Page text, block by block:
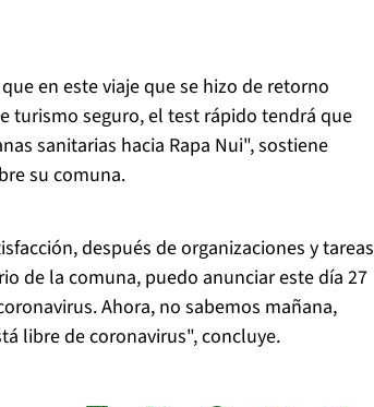
en este viaje que se hizo de retorno
turismo seguro, el test rápido tendrá que
sanitarias hacia Rapa Nui", sostiene
su comuna.
después de organizaciones y tareas
de la comuna, puedo anunciar este día 27
Ahora, no sabemos mañana,
libre de coronavirus", concluye.